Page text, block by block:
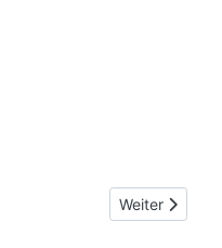
Nächster
Weiter